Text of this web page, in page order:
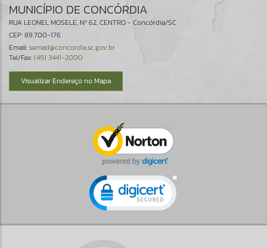
MUNICÍPIO DE CONCÓRDIA
RUA LEONEL MOSELE, Nº 62, CENTRO - Concórdia/SC
CEP: 89.700-176
Email:semad@concordia.sc.gov.br
Tel/Fax:(49) 3441-2000
Visualizar Endereço no Mapa